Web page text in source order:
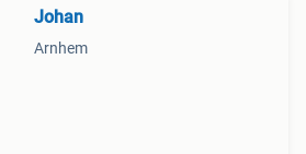
Johan
Arnhem